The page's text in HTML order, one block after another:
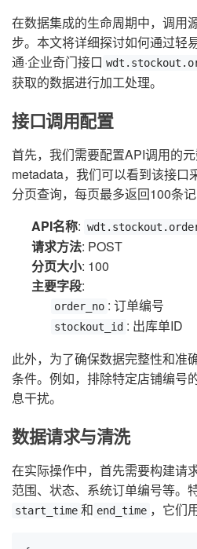
在数据集成的生命周期中，调用
步。本文将详细探讨如何通过轻
通·企业奇门接口
获取的数据进行加工处理。
接口调用配置
首先，我们需要配置API调用的
metadata，我们可以看到该接口
分页查询，每页最多返回100条
API名称:
请求方法: POST
分页大小: 100
主要字段:
order_no : 订单编号
stockout_id : 出库单ID
此外，为了确保数据完整性和准
条件。例如，排除特定店铺编号
息干扰。
数据请求与清洗
在实际操作中，首先需要构建请
范围、状态、系统订单编号等。
start_time 和 end_time ，它们